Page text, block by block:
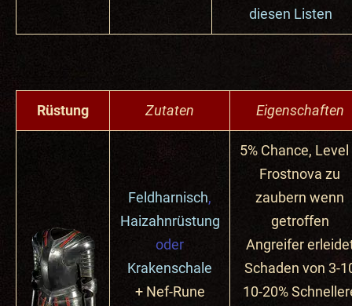
diesen Listen
Rüstung Zutaten Eigenschaften
Feldharnisch,
Haizahnrüstung
oder
Krakenschale
+ Nef-Rune
5% Chance, Level
Frostnova zu
zaubern wenn
getroffen
Angreifer
Schaden von 3-
10-20%